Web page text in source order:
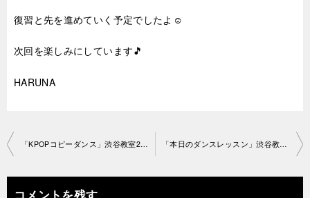
復習と先を進めていく予定でしたよ☺
次回を楽しみにしています🎵
HARUNA
投
ナ
「KPOPコピーダンス」渋谷教室2019-9-16-no29-1234
コメントを残す